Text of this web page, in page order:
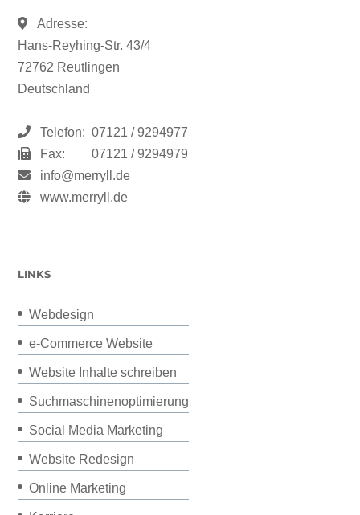
Adresse:
Hans-Reyhing-Str. 43/4
72762 Reutlingen
Deutschland
Telefon: 07121 / 9294977
Fax:
07121 / 9294979
info@merryll.de
www.merryll.de
LINKS
Webdesign
e-Commerce Website
Website Inhalte schreiben
Suchmaschinenoptimierung
Social Media Marketing
Website Redesign
Online Marketing